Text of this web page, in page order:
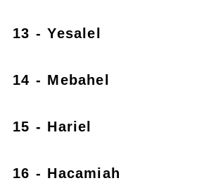
13 - Yesalel
14 - Mebahel
15 - Hariel
16 - Hacamiah